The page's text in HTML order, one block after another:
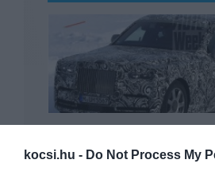
kocsi.hu - Do Not Process My